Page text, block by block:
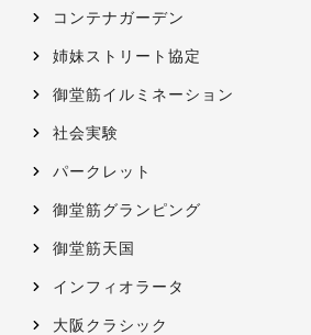
コンテナガーデン
姉妹ストリート協定
御堂筋イルミネーション
社会実験
パークレット
御堂筋グランピング
御堂筋天国
インフィオラータ
大阪クラシック